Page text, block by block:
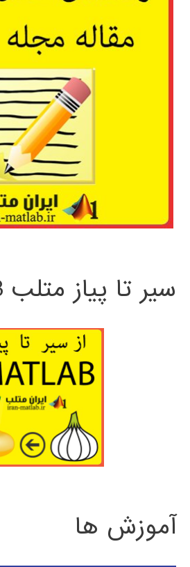
سیر تا پیاز متلب MATLAB
آموزش ها